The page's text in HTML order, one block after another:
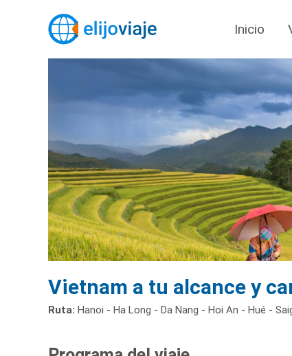
Inicio
Vietnam a tu alcance y
Ruta: Hanoi - Ha Long - Da Nang - Hoi An - Hué -